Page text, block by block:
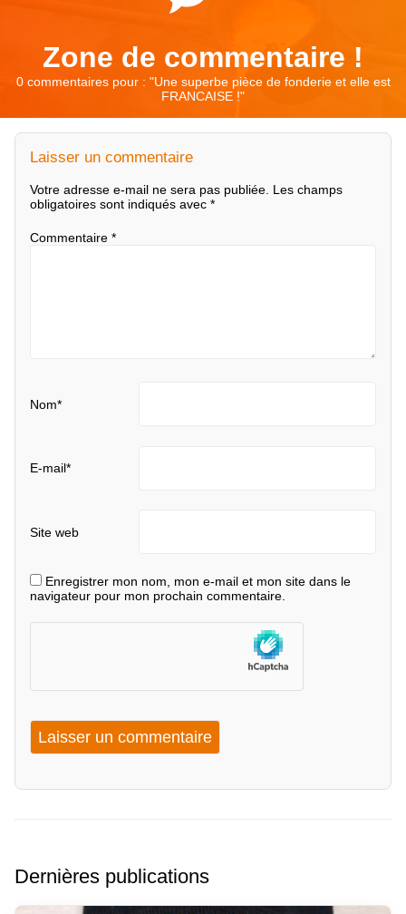
Zone de commentaire !
0 commentaires pour : "Une superbe pièce de fonderie et elle est
FRANCAISE !"
Laisser un commentaire
Votre adresse e-mail ne sera pas publiée. Les champs
obligatoires sont indiqués avec *
Commentaire *
Nom*
E-mail*
Site web
Enregistrer mon nom, mon e-mail et mon site dans le
navigateur pour mon prochain commentaire.
Dernières publications